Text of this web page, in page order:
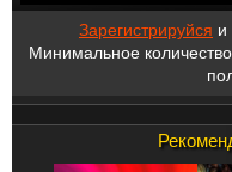
Зарегистрируйся и
Минимальное